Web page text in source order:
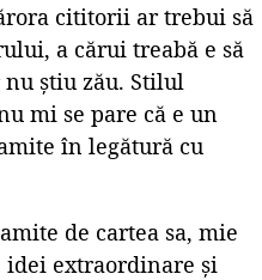
cititorii ar trebui să
a cărui treabă e să
știu zău. Stilul
mi se pare că e un
în legătură cu
de cartea sa, mie
idei extraordinare și